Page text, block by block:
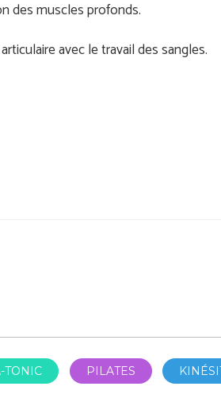
des muscles profonds.
avec le travail des sangles.
TONIC PILATES